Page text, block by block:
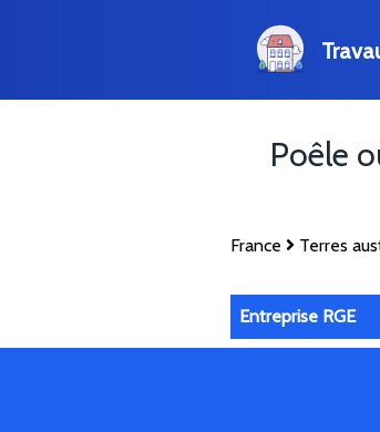
Poêle
France Terres
Entreprise RGE